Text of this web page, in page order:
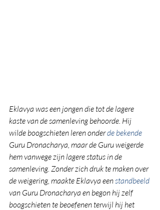
Eklavya was een jongen die tot de lagere
kaste van de samenleving behoorde. Hij
wilde boogschieten leren onder de bekende
Guru Dronacharya, maar de Guru weigerde
hem vanwege zijn lagere status in de
samenleving. Zonder zich druk te maken over
de weigering, maakte Eklavya een standbeeld
van Guru Dronacharya en begon hij zelf
boogschieten te beoefenen terwijl hij het